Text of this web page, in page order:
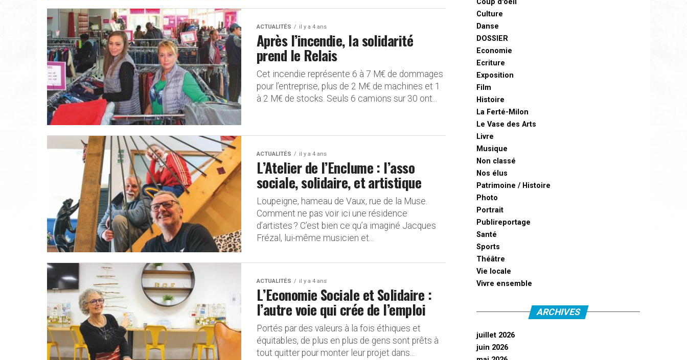
ACTUALITÉS il y a 4 ans
Après l’incendie, la solidarité
prend le Relais
Cet incendie représente 6 à 7 M€ de dommages
pour l’entreprise, plus de 2 M€ de machines et 1
à 2 M€ de stocks. Seuls 6 camions sur 30 ont...
ACTUALITÉS il y a 4 ans
L’Atelier de l’Enclume : l’asso
sociale, solidaire, et artistique
Loupeigne, hameau de Vaux, rue de la Muse.
Comment ne pas voir ici une résidence
d’artistes ? C’est bien ce qu’a imaginé Jacques
Frézal, lui-même musicien et...
ACTUALITÉS il y a 4 ans
L’Economie Sociale et Solidaire :
l’autre voie qui crée de l’emploi
Portés par des valeurs à la fois éthiques et
équitables, de plus en plus de gens sont prêts à
tout quitter pour monter leur projet dans...
Culture
Danse
DOSSIER
Economie
Ecriture
Exposition
Film
Histoire
La Ferté-Milon
Le Vase des Arts
Livre
Musique
Non classé
Nos élus
Patrimoine / Histoire
Photo
Portrait
Publireportage
Santé
Sports
Théâtre
Vie locale
Vivre ensemble
ARCHIVES
juillet 2026
juin 2026